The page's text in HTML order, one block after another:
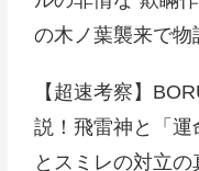
の木ノ葉襲来で物
【超速考察】
説！飛雷神と「
とスミレの対立の